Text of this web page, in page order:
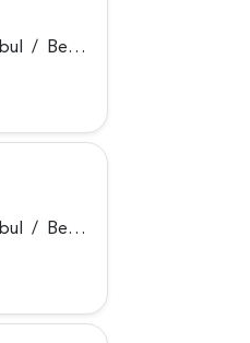
/ Beykoz
/ Beykoz